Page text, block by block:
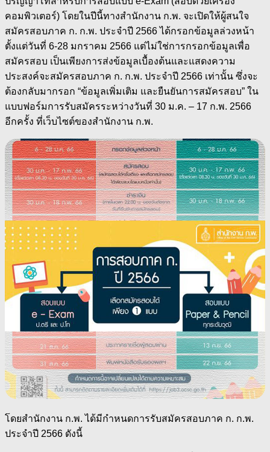
คอมพิวเตอร์) โดยในปีนี้ทางสำนักงาน ก.พ. จะเปิดให้ผู้สนใจ
สมัครสอบภาค ก. ก.พ. ประจำปี 2566 ได้กรอกข้อมูลล่วงหน้า
ตั้งแต่วันที่ 6-28 มกราคม 2566 แต่ไม่ใช่การกรอกข้อมูลเพื่อ
สมัครสอบ เป็นเพียงการส่งข้อมูลเบื้องต้นและแสดงความ
ประสงค์จะสมัครสอบภาค ก. ก.พ. ประจำปี 2566 เท่านั้น ซึ่งจะ
ต้องกลับมากรอก “ข้อมูลเพิ่มเติม และยืนยันการสมัครสอบ” ใน
แบบฟอร์มการรับสมัครระหว่างวันที่ 30 ม.ค. – 17 ก.พ. 2566
อีกครั้ง ที่เว็บไซต์ของสำนักงาน ก.พ.
โดยสำนักงาน ก.พ. ได้มีกำหนดการรับสมัครสอบภาค ก. ก.พ.
ประจำปี 2566 ดังนี้